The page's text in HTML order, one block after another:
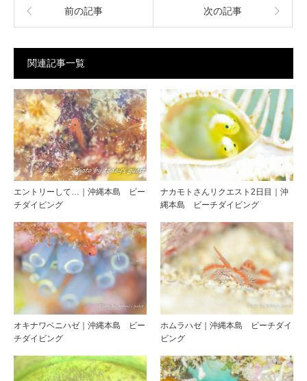
前の記事 次の記事
関連記事一覧
エントリーして…｜沖縄本島 ビー
チダイビング
ナカモトさんリクエスト2日目｜沖
縄本島 ビーチダイビング
オキナワベニハゼ｜沖縄本島 ビー
チダイビング
ホムラハゼ｜沖縄本島 ビーチダイ
ビング